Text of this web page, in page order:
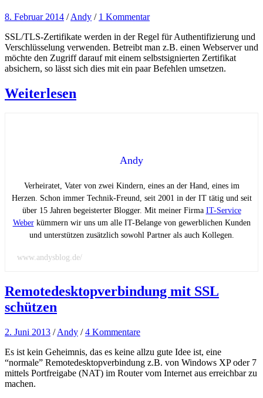
8. Februar 2014 /Andy / 1 Kommentar
SSL/TLS-Zertifikate werden in der Regel für Authentifizierung und
Verschlüsselung verwenden. Betreibt man z.B. einen Webserver und
möchte den Zugriff darauf mit einem selbstsignierten Zertifikat
absichern, so lässt sich dies mit ein paar Befehlen umsetzen.
Weiterlesen
Andy
Verheiratet, Vater von zwei Kindern, eines an der Hand, eines im
Herzen. Schon immer Technik-Freund, seit 2001 in der IT tätig und seit
über 15 Jahren begeisterter Blogger. Mit meiner Firma IT-Service
Weberkümmern wir uns um alle IT-Belange von gewerblichen Kunden
und unterstützen zusätzlich sowohl Partner als auch Kollegen.
www.andysblog.de/
Remotedesktopverbindung mit SSL
schützen
2. Juni 2013 /Andy /4 Kommentare
Es ist kein Geheimnis, das es keine allzu gute Idee ist, eine
“normale” Remotedesktopverbindung z.B. von Windows XP oder 7
mittels Portfreigabe (NAT) im Router vom Internet aus erreichbar zu
machen.